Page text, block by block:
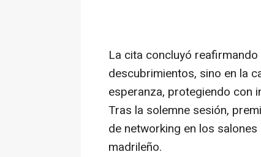
La cita concluyó
descubrimientos, sino en la
esperanza, protegiendo con
Tras la solemne sesión,
de networking en los
madrileño.